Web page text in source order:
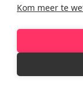
Kom meer te